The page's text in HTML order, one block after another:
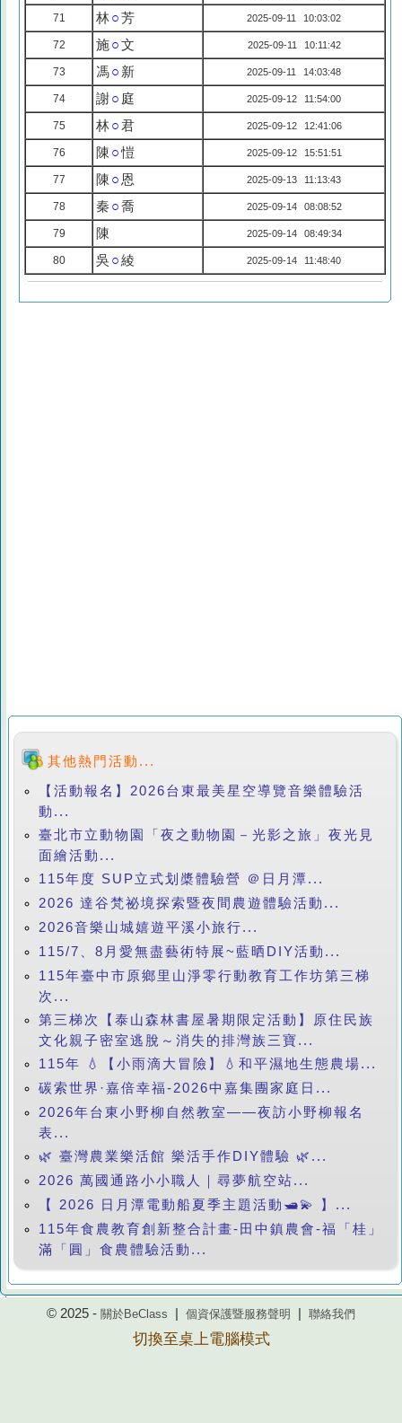
71 林○芳 2025-09-11 10:03:02
72 施○文 2025-09-11 10:11:42
73 馮○ 新 2025-09-11 14:03:48
74 謝○ 庭 2025-09-12 11:54:00
75 林○君 2025-09-12 12:41:06
76 陳 ○愷 2025-09-12 15:51:51
77 陳 ○ 恩 2025-09-13 11:13:43
78 秦 ○喬 2025-09-14 08:08:52
79 陳 2025-09-14 08:49:34
80 吳 ○綾 2025-09-14 11:48:40
其他熱門活動...
【活動報名】2026台東最美星空導覽音樂體驗活
動...
臺北市立動物園「夜之動物園－光影之旅」夜光見
面繪活動...
115年度 SUP立式划槳體驗營 ＠日月潭...
2026 達谷梵祕境探索暨夜間農遊體驗活動...
2026音樂山城嬉遊平溪小旅行...
115/7、8月愛無盡藝術特展~藍晒DIY活動...
115年臺中市原鄉里山淨零行動教育工作坊第三梯
次...
第三梯次【泰山森林書屋暑期限定活動】原住民族
文化親子密室逃脫～消失的排灣族三寶...
115年 💧【小雨滴大冒險】💧和平濕地生態農場...
碳索世界·嘉倍幸福-2026中嘉集團家庭日...
2026年台東小野柳自然教室——夜訪小野柳報名
表...
🌿 臺灣農業樂活館 樂活手作DIY體驗 🌿...
2026 萬國通路小小職人｜尋夢航空站...
【 2026 日月潭電動船夏季主題活動🛥️💫 】...
115年食農教育創新整合計畫-田中鎮農會-福「桂」
滿「圓」食農體驗活動...
© 2025 - 關於BeClass 個資保護暨服務聲明 聯絡我們
切換至桌上電腦模式